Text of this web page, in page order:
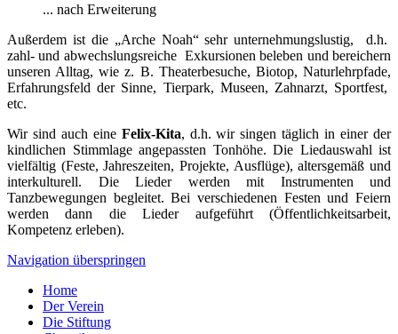
... nach Erweiterung
Außerdem ist die „Arche Noah“ sehr unternehmungslustig, d.h.
zahl- und abwechslungsreiche Exkursionen beleben und bereichern
unseren Alltag, wie z. B. Theaterbesuche, Biotop, Naturlehrpfade,
Erfahrungsfeld der Sinne, Tierpark, Museen, Zahnarzt, Sportfest,
etc.
Wir sind auch eine Felix-Kita, d.h. wir singen täglich in einer der
kindlichen Stimmlage angepassten Tonhöhe. Die Liedauswahl ist
vielfältig (Feste, Jahreszeiten, Projekte, Ausflüge), altersgemäß und
interkulturell. Die Lieder werden mit Instrumenten und
Tanzbewegungen begleitet. Bei verschiedenen Festen und Feiern
werden dann die Lieder aufgeführt (Öffentlichkeitsarbeit,
Kompetenz erleben).
Navigation überspringen
Home
Der Verein
Die Stiftung